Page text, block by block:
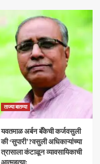
ताज्या बातम्या
​यवतमाळ अर्बन बँकेची कर्जवसुली
की ‘सुपारी’?वसुली अधिकाऱ्यांच्या
त्रासाला कंटाळून व्यावसायिकाची